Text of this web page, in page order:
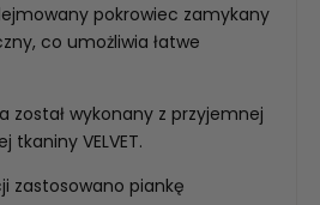
pokrowiec zamykany
co umożliwia łatwe
został wykonany z przyjemnej
VELVET.
zastosowano piankę